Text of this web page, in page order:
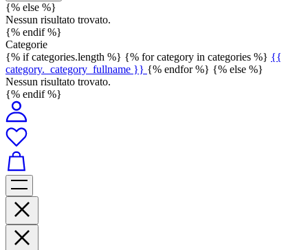
{% else %}
Nessun risultato trovato.
{% endif %}
Categorie
{% if categories.length %} {% for category in categories %} {{
category._category_fullname }} {% endfor %} {% else %}
Nessun risultato trovato.
{% endif %}